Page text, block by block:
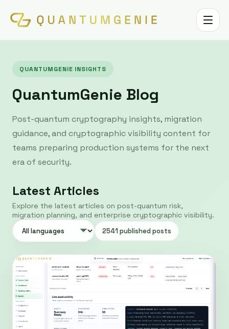
Toggle
QUANTUMGENIE INSIGHTS
QuantumGenie Blog
Post-quantum cryptography insights, migration
guidance, and cryptographic visibility content for
teams preparing production systems for the next
era of security.
Latest Articles
Explore the latest articles on post-quantum risk,
migration planning, and enterprise cryptographic visibility.
2541 published posts